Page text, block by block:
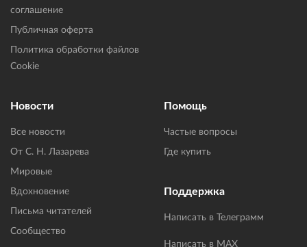
соглашение
Публичная оферта
Политика обработки файлов
Cookie
Новости
Все новости
От С. Н. Лазарева
Мировые
Вдохновение
Письма читателей
Сообщество
Помощь
Частые вопросы
Где купить
Поддержка
Написать в Телеграмм
Написать в MAX